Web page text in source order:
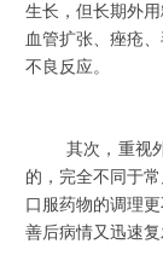
生长，但长期外
血管扩张、痤疮
不良反应。
其次，重视
的，完全不同于
口服药物的调理
善后病情又迅速复